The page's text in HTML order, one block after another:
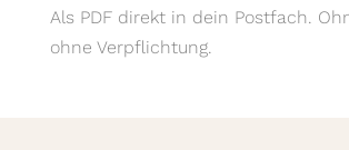
Als PDF direkt in dein Postfach.
ohne Verpflichtung.